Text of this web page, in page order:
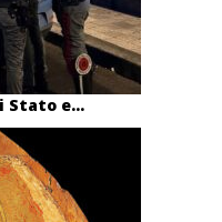
Stato e...